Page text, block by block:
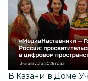
В Казани в Доме